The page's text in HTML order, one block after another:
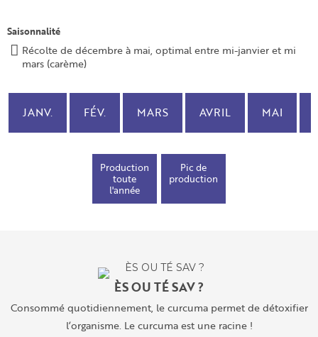
Saisonnalité
Récolte de décembre à mai, optimal entre mi-janvier et mi
mars (carème)
JANV. FÉV. MARS AVRIL MAI
Production
toute
l'année
Pic de
production
ÈS OU TÉ SAV ?
Consommé quotidiennement, le curcuma permet de détoxifier
l’organisme. Le curcuma est une racine !